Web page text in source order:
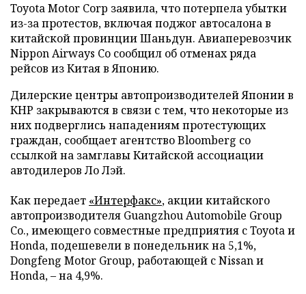
Toyota Motor Corp заявила, что потерпела убытки
из-за протестов, включая поджог автосалона в
китайской провинции Шаньдун. Авиаперевозчик
Nippon Airways Co сообщил об отменах ряда
рейсов из Китая в Японию.
Дилерские центры автопроизводителей Японии в
КНР закрываются в связи с тем, что некоторые из
них подверглись нападениям протестующих
граждан, сообщает агентство Bloomberg со
ссылкой на замглавы Китайской ассоциации
автодилеров Ло Лэй.
Как передает «Интерфакс», акции китайского
автопроизводителя Guangzhou Automobile Group
Co., имеющего совместные предприятия с Toyota и
Honda, подешевели в понедельник на 5,1%,
Dongfeng Motor Group, работающей с Nissan и
Honda, – на 4,9%.